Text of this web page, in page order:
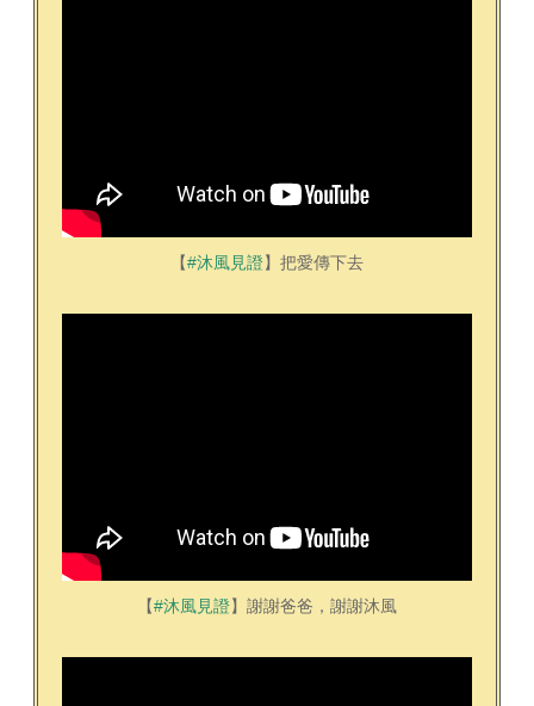
【#沐風見證】把愛傳下去
【#沐風見證】謝謝爸爸，謝謝沐風